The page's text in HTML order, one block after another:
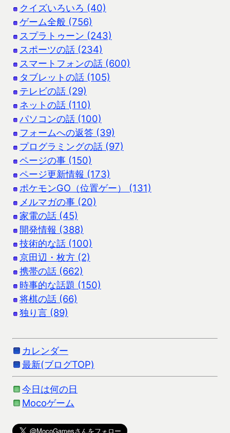
クイズいろいろ (40)
ゲーム全般 (756)
スプラトゥーン (243)
スポーツの話 (234)
スマートフォンの話 (600)
タブレットの話 (105)
テレビの話 (29)
ネットの話 (110)
パソコンの話 (100)
フォームへの返答 (39)
プログラミングの話 (97)
ページの事 (150)
ページ更新情報 (173)
ポケモンGO（位置ゲー） (131)
メルマガの事 (20)
家電の話 (45)
開発情報 (388)
技術的な話 (100)
京田辺・枚方 (2)
携帯の話 (662)
時事的な話題 (150)
将棋の話 (66)
独り言 (89)
カレンダー
最新(ブログTOP)
今日は何の日
Mocoゲーム